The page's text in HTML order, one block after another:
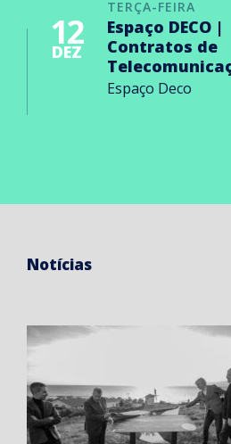
TERÇA-FEIRA
12
DEZ
Espaço DECO |
Contratos de
Espaço Deco
Notícias